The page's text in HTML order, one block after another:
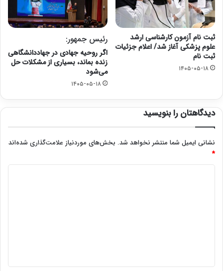
ثبت نام آزمون کارشناسی ارشد
علوم پزشکی آغاز شد/ اعلام جزئیات
ثبت نام
۱۴۰۵-۰۵-۱۸
رئیس جمهور:
اگر روحیه جهادی در جهاددانشگاهی
زنده بماند، بسیاری از مشکلات حل
می‌شود
۱۴۰۵-۰۵-۱۸
دیدگاهتان را بنویسید
نشانی ایمیل شما منتشر نخواهد شد. بخش‌های موردنیاز علامت‌گذاری شده‌اند
*